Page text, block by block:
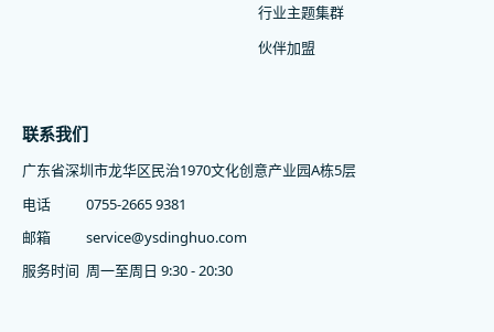
行业主题集群
伙伴加盟
联系我们
广东省深圳市龙华区民治1970文化创意产业园A栋5层
电话
0755-2665 9381
邮箱
service@ysdinghuo.com
服务时间 周一至周日 9:30 - 20:30